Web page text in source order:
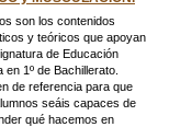
son los contenidos
y teóricos que apoyan
de Educación
en 1º de Bachillerato.
de referencia para que
seáis capaces de
qué hacemos en